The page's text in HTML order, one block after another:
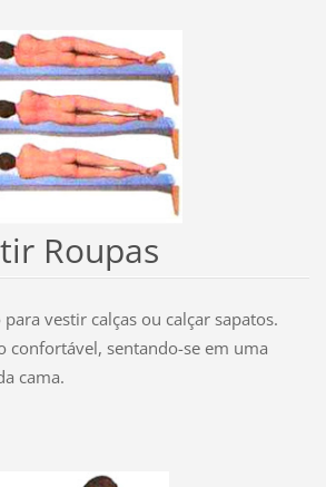
Roupas
vestir calças ou calçar sapatos.
confortável, sentando-se em uma
cama.